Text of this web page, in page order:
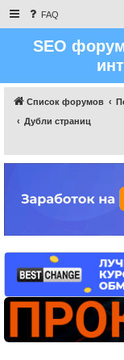
FAQ
SEO
Список форумов
Дубли страниц